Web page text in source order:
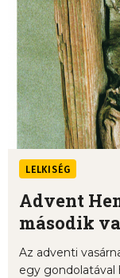
LELKISÉG
Advent
második
Az adventi
egy gondolatával